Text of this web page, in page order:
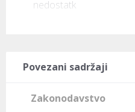
nedostatk
Povezani sadržaji
Zakonodavstvo